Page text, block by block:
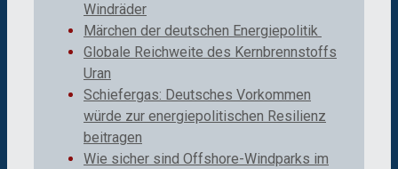
Windräder
Märchen der deutschen Energiepolitik
Globale Reichweite des Kernbrennstoffs
Uran
Schiefergas: Deutsches Vorkommen
würde zur energiepolitischen Resilienz
beitragen
Wie sicher sind Offshore-Windparks im